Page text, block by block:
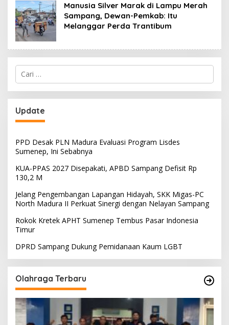
Manusia Silver Marak di Lampu Merah
Sampang, Dewan-Pemkab: Itu
Melanggar Perda Trantibum
Cari
untuk:
Update
PPD Desak PLN Madura Evaluasi Program Lisdes
Sumenep, Ini Sebabnya
KUA-PPAS 2027 Disepakati, APBD Sampang Defisit Rp
130,2 M
Jelang Pengembangan Lapangan Hidayah, SKK Migas-PC
North Madura II Perkuat Sinergi dengan Nelayan Sampang
Rokok Kretek APHT Sumenep Tembus Pasar Indonesia
Timur
DPRD Sampang Dukung Pemidanaan Kaum LGBT
Olahraga Terbaru